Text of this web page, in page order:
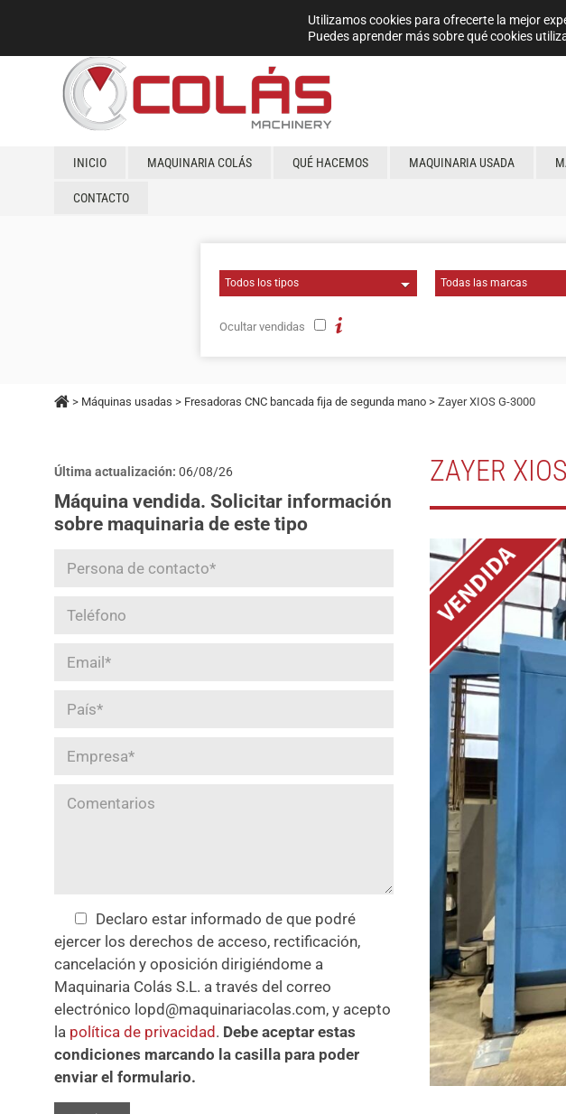
INICIO MAQUINARIA COLÁS QUÉ HACEMOS MAQUINARIA USADA
CONTACTO
Ocultar vendidas
> Máquinas usadas > Fresadoras CNC bancada fija de segunda mano > Zayer XIOS G-3000
ZAYER
Última actualización: 06/08/26
Máquina vendida. Solicitar información
sobre maquinaria de este tipo
Declaro estar informado de que podré
ejercer los derechos de acceso, rectificación,
cancelación y oposición dirigiéndome a
Maquinaria Colás S.L. a través del correo
electrónico lopd@maquinariacolas.com, y acepto
la política de privacidad . Debe aceptar estas
condiciones marcando la casilla para poder
enviar el formulario.
Utilizamos cookies para ofrecerte la mejor
Puedes aprender más sobre qué cookies